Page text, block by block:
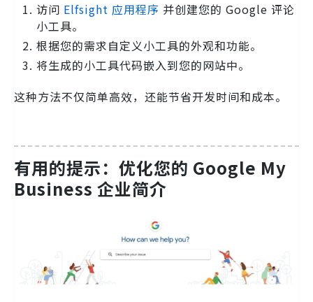
访问 Elfsight 应用程序 并创建您的 Google 评论
小工具。
根据您的需求自定义小工具的外观和功能。
将生成的小工具代码嵌入到您的网站中。
这种方法不仅简单高效，还能节省开发时间和成本。
有用的提示：优化您的 Google My
Business 企业简介